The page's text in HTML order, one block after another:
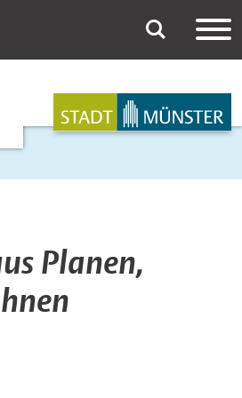
Planen,